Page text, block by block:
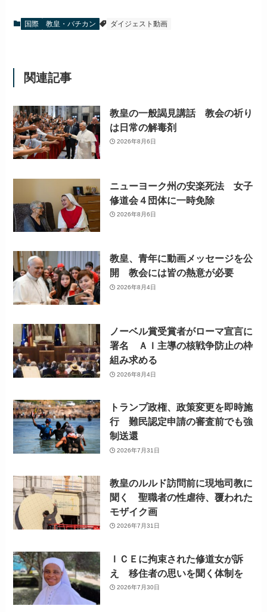
国際 教皇・バチカン ダイジェスト動画
関連記事
教皇の一般謁見講話 教会の祈り
は日常の解毒剤
2026年8月6日
ニューヨーク州の安楽死法 女子
修道会４団体に一時免除
2026年8月6日
教皇、青年に動画メッセージを公
開 教会には皆の熱意が必要
2026年8月4日
ノーベル賞受賞者がローマ宣言に
署名 ＡＩ主導の核戦争防止の枠
組み求める
2026年8月4日
トランプ政権、政策変更を即時施
行 難民認定申請の審査前でも強
制送還
2026年7月31日
教皇のルルド訪問前に現地司教に
聞く 聖職者の性虐待、覆われた
モザイク画
2026年7月31日
ＩＣＥに拘束された修道女が訴
え 移住者の思いを聞く体制を
2026年7月30日